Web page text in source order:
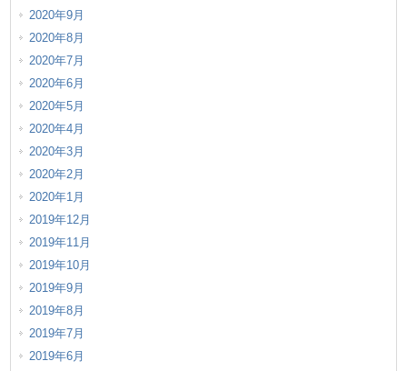
2020年9月
2020年8月
2020年7月
2020年6月
2020年5月
2020年4月
2020年3月
2020年2月
2020年1月
2019年12月
2019年11月
2019年10月
2019年9月
2019年8月
2019年7月
2019年6月